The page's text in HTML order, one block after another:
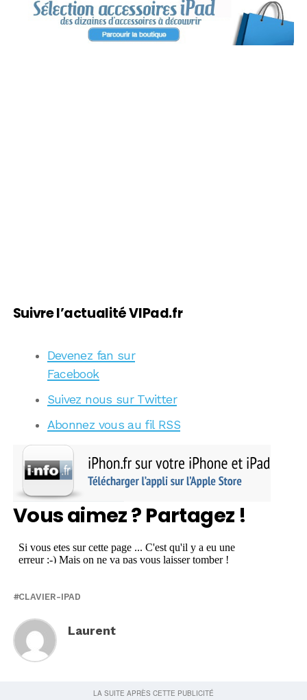
Suivre l’actualité VIPad.fr
Devenez fan sur
Facebook
Suivez nous sur Twitter
Abonnez vous au fil RSS
Vous aimez ? Partagez !
CLAVIER-IPAD
Laurent